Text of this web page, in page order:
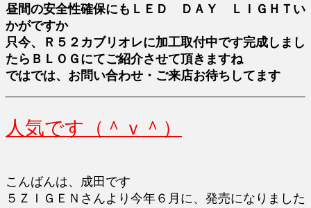
昼間の安全性確保にもＬＥＤ ＤＡＹ ＬＩＧＨＴい
かがですか
只今、Ｒ５２カブリオレに加工取付中です完成しまし
たらＢＬＯＧにてご紹介させて頂きますね
ではでは、お問い合わせ・ご来店お待ちしてます
人気です（＾ｖ＾）
こんばんは、成田です
５ＺＩＧＥＮさんより今年６月に、発売になりました